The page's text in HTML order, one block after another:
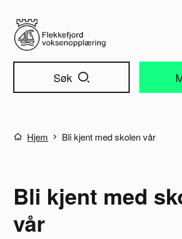
Flekkefjord voksenopplæring
Søk
Du er her:
Hjem Bli kjent med skolen vår
Bli kjent med
vår